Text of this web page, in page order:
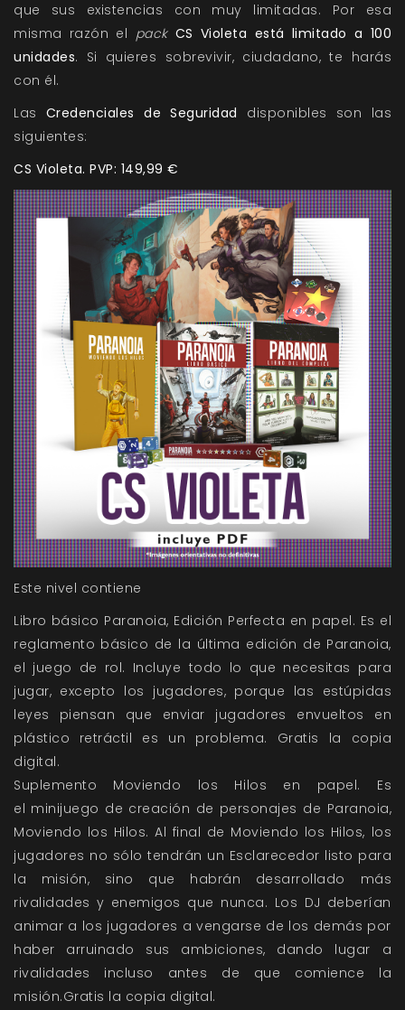
que sus existencias con muy limitadas. Por esa
misma razón el pack CS Violeta está limitado a 100
unidades. Si quieres sobrevivir, ciudadano, te harás
con él.
Las Credenciales de Seguridad disponibles son las
siguientes:
CS Violeta. PVP: 149,99 €
Este nivel contiene
Libro básico Paranoia, Edición Perfecta en papel. Es el
reglamento básico de la última edición de Paranoia,
el juego de rol. Incluye todo lo que necesitas para
jugar, excepto los jugadores, porque las estúpidas
leyes piensan que enviar jugadores envueltos en
plástico retráctil es un problema. Gratis la copia
digital.
Suplemento Moviendo los Hilos en papel. Es
el minijuego de creación de personajes de Paranoia,
Moviendo los Hilos. Al final de Moviendo los Hilos, los
jugadores no sólo tendrán un Esclarecedor listo para
la misión, sino que habrán desarrollado más
rivalidades y enemigos que nunca. Los DJ deberían
animar a los jugadores a vengarse de los demás por
haber arruinado sus ambiciones, dando lugar a
rivalidades incluso antes de que comience la
misión.Gratis la copia digital.